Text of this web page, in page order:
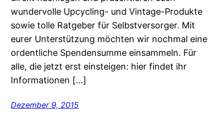
wundervolle Upcycling- und Vintage-Produkte
sowie tolle Ratgeber für Selbstversorger. Mit
eurer Unterstützung möchten wir nochmal eine
ordentliche Spendensumme einsammeln. Für
alle, die jetzt erst einsteigen: hier findet ihr
Informationen […]
Dezember 9, 2015